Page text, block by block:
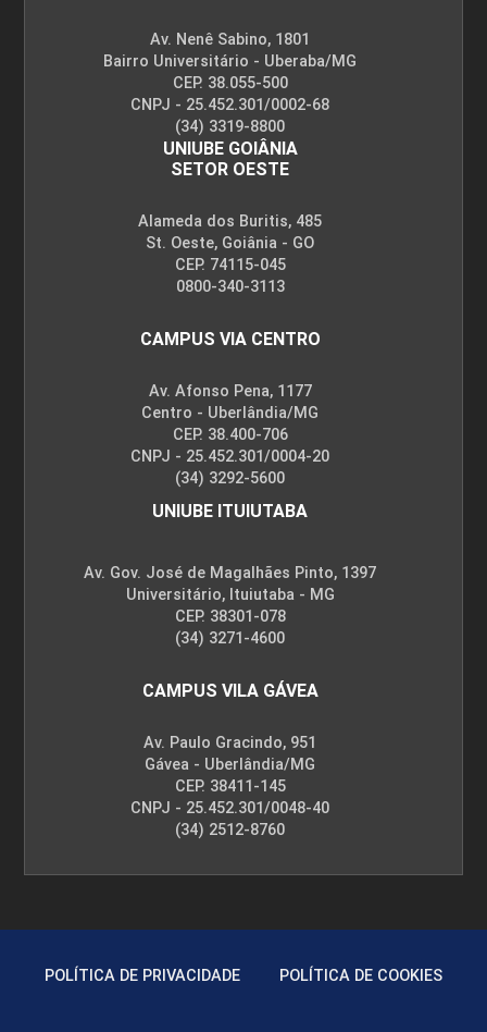
Av. Nenê Sabino, 1801
Bairro Universitário - Uberaba/MG
CEP. 38.055-500
CNPJ - 25.452.301/0002-68
(34) 3319-8800
UNIUBE GOIÂNIA
SETOR OESTE
Alameda dos Buritis, 485
St. Oeste, Goiânia - GO
CEP. 74115-045
0800-340-3113
CAMPUS VIA CENTRO
Av. Afonso Pena, 1177
Centro - Uberlândia/MG
CEP. 38.400-706
CNPJ - 25.452.301/0004-20
(34) 3292-5600
UNIUBE ITUIUTABA
Av. Gov. José de Magalhães Pinto, 1397
Universitário, Ituiutaba - MG
CEP. 38301-078
(34) 3271-4600
CAMPUS VILA GÁVEA
Av. Paulo Gracindo, 951
Gávea - Uberlândia/MG
CEP. 38411-145
CNPJ - 25.452.301/0048-40
(34) 2512-8760
POLÍTICA DE PRIVACIDADE POLÍTICA DE COOKIES